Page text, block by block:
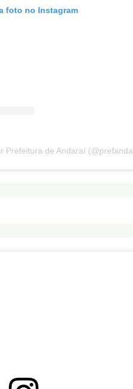
foto no Instagram
Prefeitura de Andaraí